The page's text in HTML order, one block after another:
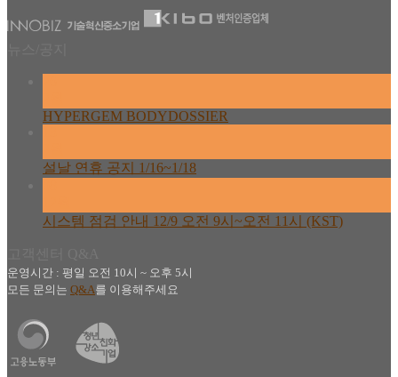
HYPERGEM BODYDOSSIER
설날 연휴 공지 1/16~1/18
시스템 점검 안내 12/9 오전 9시~오전 11시 (KST)
운영시간 : 평일 오전 10시 ~ 오후 5시
모든 문의는 Q&A를 이용해주세요